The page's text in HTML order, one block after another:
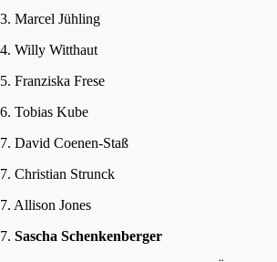
3. Marcel Jühling
4. Willy Witthaut
5. Franziska Frese
6. Tobias Kube
7. David Coenen-Staß
7. Christian Strunck
7. Allison Jones
7. Sascha Schenkenberger